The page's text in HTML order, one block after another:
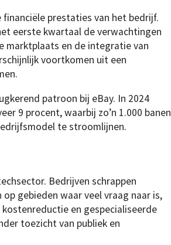
prestaties van het bedrijf.
eerste kwartaal de verwachtingen
marktplaats en de integratie van
voortkomen uit een
patroon bij eBay. In 2024
9 procent, waarbij zo’n 1.000 banen
te stroomlijnen.
Bedrijven schrappen
gebieden waar veel vraag naar is,
en gespecialiseerde
toezicht van publiek en